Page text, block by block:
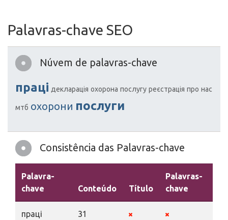
Palavras-chave SEO
Núvem de palavras-chave
праці декларація охорона послугу реєстрація про нас
мтб охорони послуги
Consistência das Palavras-chave
Palavra-
chave
Conteúdo Título
Palavras-
chave
праці 31